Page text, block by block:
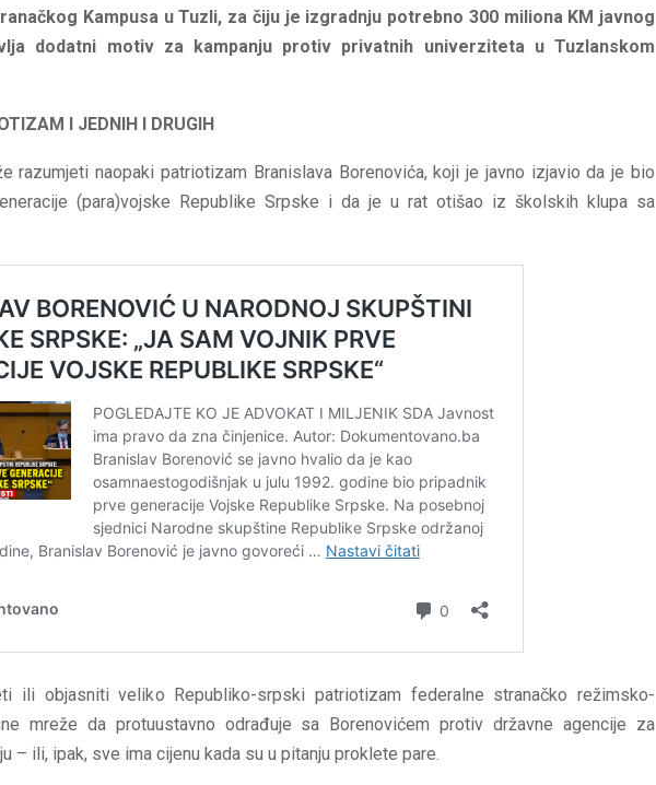
Kampusa u Tuzli, za čiju je izgradnju potrebno 300 miliona KM javnog
dodatni motiv za kampanju protiv privatnih univerziteta u Tuzlanskom
I JEDNIH I DRUGIH
razumjeti naopaki patriotizam Branislava Borenovića, koji je javno izjavio da je bio
(para)vojske Republike Srpske i da je u rat otišao iz školskih klupa sa
ili objasniti veliko Republiko-srpski patriotizam federalne stranačko režimsko-
mreže da protuustavno odrađuje sa Borenovićem protiv državne agencije za
– ili, ipak, sve ima cijenu kada su u pitanju proklete pare.